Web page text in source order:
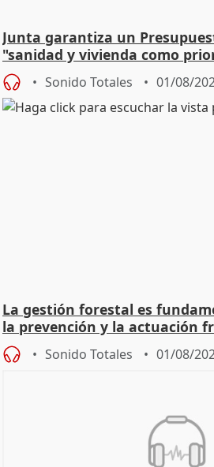
Junta garantiza un
"sanidad y vivienda como
Sonido Totales 01/08/
La gestión forestal es
la prevención y la actuación
Sonido Totales 01/08/